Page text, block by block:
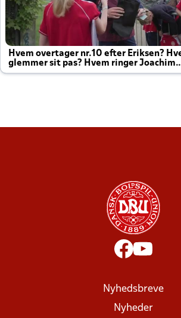
Hvem overtager nr.10 efter Eriksen?
glemmer sit pas? Hvem ringer Joachim
altid til efter kampe?
Nyhedsbreve
Nyheder